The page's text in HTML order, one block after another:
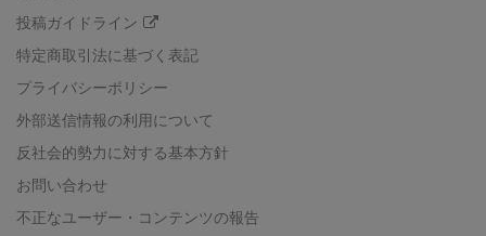
投稿ガイドライン
特定商取引法に基づく表記
プライバシーポリシー
外部送信情報の利用について
反社会的勢力に対する基本方針
お問い合わせ
不正なユーザー・コンテンツの報告